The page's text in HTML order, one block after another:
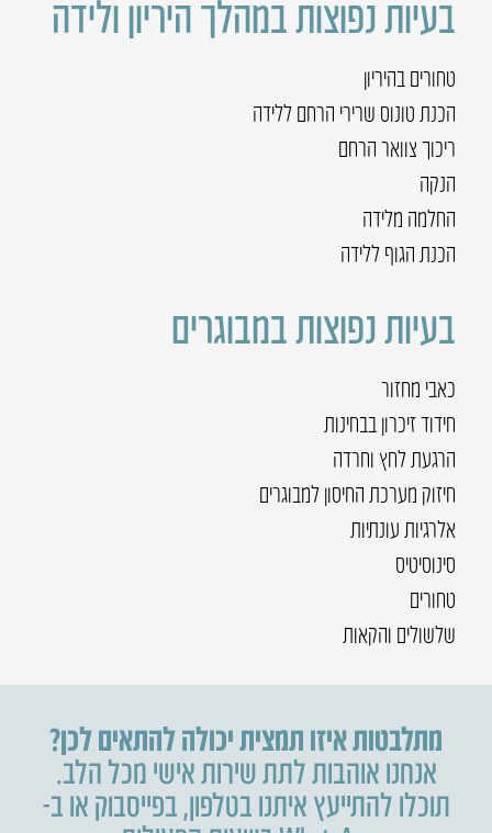
בעיות נפוצות במהלך היריון ולידה
טחורים בהיריון
הכנת טונוס שרירי הרחם ללידה
ריכוך צוואר הרחם
הנקה
החלמה מלידה
הכנת הגוף ללידה
בעיות נפוצות במבוגרים
כאבי מחזור
חידוד זיכרון בבחינות
הרגעת לחץ וחרדה
חיזוק מערכת החיסון למבוגרים
אלרגיות עונתיות
סינוסיטיס
טחורים
שלשולים והקאות
מתלבטות איזו תמצית יכולה להתאים לכן?
אנחנו אוהבות לתת שירות אישי מכל הלב.
תוכלו להתייעץ איתנו בטלפון,בפייסבוק או ב-